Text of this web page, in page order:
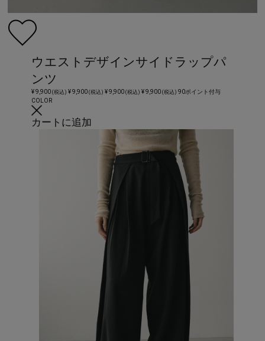
ウエストデザインサイドラップパ
ンツ
¥ 9,900(税込) ¥ 9,900(税込) ¥ 9,900(税込) ¥ 9,900(税込) 90ポイント付与
COLOR
カートに追加